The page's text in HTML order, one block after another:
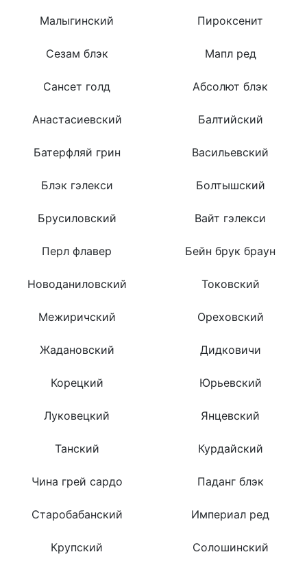
Малыгинский Пироксенит
Сезам блэк Мапл ред
Сансет голд Абсолют блэк
Анастасиевский Балтийский
Батерфляй грин Васильевский
Блэк гэлекси Болтышский
Брусиловский Вайт гэлекси
Перл флавер Бейн брук браун
Новоданиловский Токовский
Межиричский Ореховский
Жадановский Дидковичи
Корецкий Юрьевский
Луковецкий Янцевский
Танский Курдайский
Чина грей сардо Паданг блэк
Старобабанский Империал ред
Крупский Солошинский